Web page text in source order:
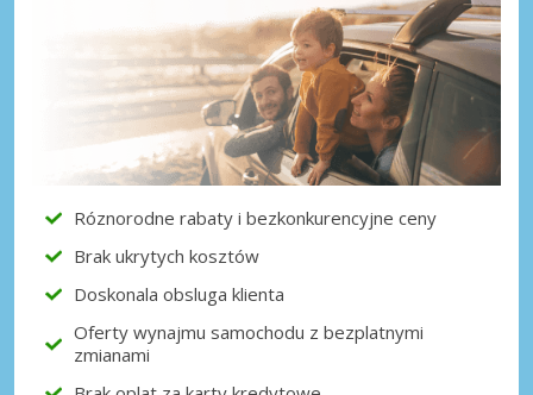
Róznorodne rabaty i bezkonkurencyjne ceny
Brak ukrytych kosztów
Doskonala obsluga klienta
Oferty wynajmu samochodu z bezplatnymi
zmianami